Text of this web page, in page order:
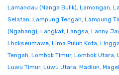
Lamandau (Nanga Bulik), Lamongan,
Selatan, Lampung Tengah, Lampung
(Ngabang), Langkat, Langsa, Lanny
Lhokseumawe, Lima Puluh Kota, Lingga
Tengah, Lombok Timur, Lombok Utara,
Luwu Timur, Luwu Utara, Madiun,